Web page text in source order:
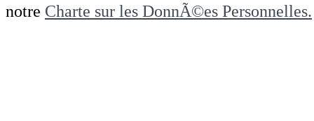
notre Charte sur les DonnÃ©es Personnelles.